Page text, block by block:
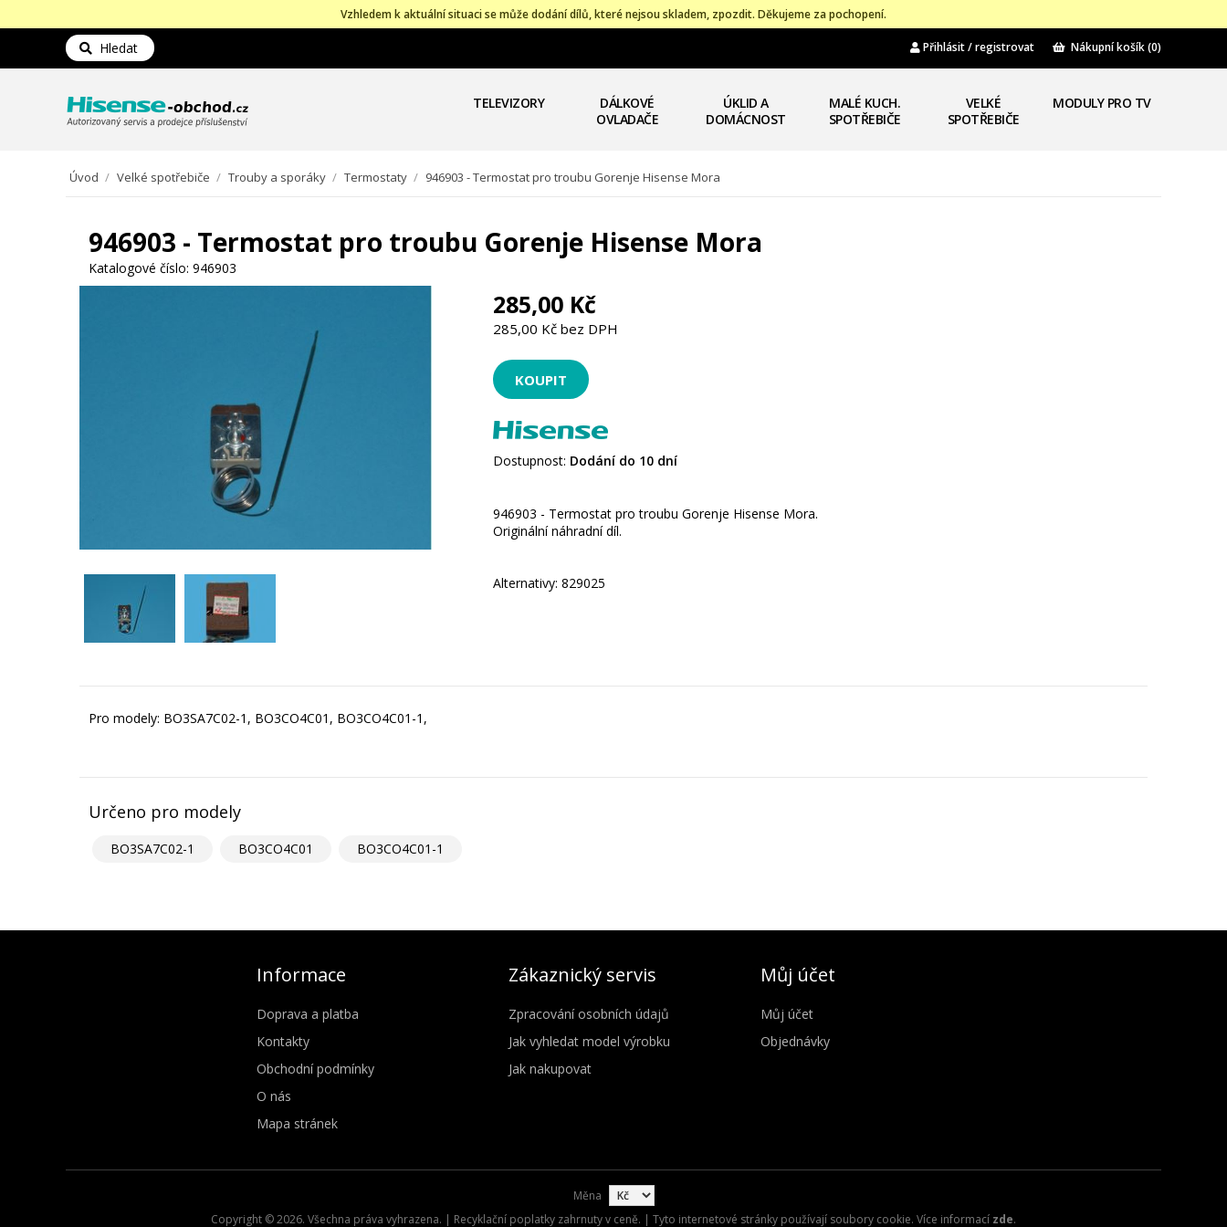
Vzhledem k aktuální situaci se může dodání dílů, které nejsou skladem, zpozdit. Děkujeme za pochopení.
Hledat Přihlásit / registrovat Nákupní košík(0)
TELEVIZORY
DÁLKOVÉ
OVLADAČE
ÚKLID A
DOMÁCNOST
MALÉ KUCH.
SPOTŘEBIČE
VELKÉ
SPOTŘEBIČE
MODULY PRO TV
Úvod / Velké spotřebiče / Trouby a sporáky / Termostaty / 946903 - Termostat pro troubu Gorenje Hisense Mora
946903 - Termostat pro troubu Gorenje Hisense Mora
Katalogové číslo: 946903
285,00 Kč
285,00 Kč bez DPH
Dostupnost: Dodání do 10 dní
946903 - Termostat pro troubu Gorenje Hisense Mora.
Originální náhradní díl.
Alternativy: 829025
Pro modely: BO3SA7C02-1, BO3CO4C01, BO3CO4C01-1,
Určeno pro modely
BO3SA7C02-1 BO3CO4C01 BO3CO4C01-1
Informace
Doprava a platba
Kontakty
Obchodní podmínky
O nás
Mapa stránek
Zákaznický servis
Zpracování osobních údajů
Jak vyhledat model výrobku
Jak nakupovat
Můj účet
Můj účet
Objednávky
Měna
Copyright © 2026. Všechna práva vyhrazena. | Recyklační poplatky zahrnuty v ceně. | Tyto internetové stránky používají soubory cookie. Více informací zde.